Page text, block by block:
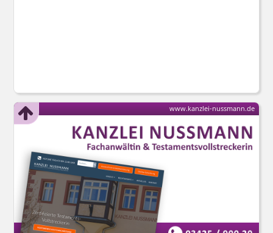
www.kanzlei-nussmann.de